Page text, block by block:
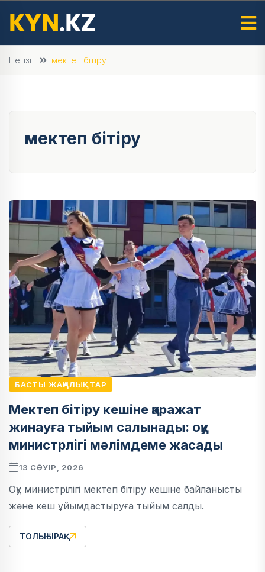
Негізгі мектеп бітіру
мектеп бітіру
БАСТЫ ЖАҢАЛЫҚТАР
Мектеп бітіру кешіне қаражат
жинауға тыйым салынады: оқу
министрлігі мәлімдеме жасады
13 СӘУІР, 2026
Оқу министрілігі мектеп бітіру кешіне байланысты
және кеш ұйымдастыруға тыйым салды.
ТОЛЫҒЫРАҚ